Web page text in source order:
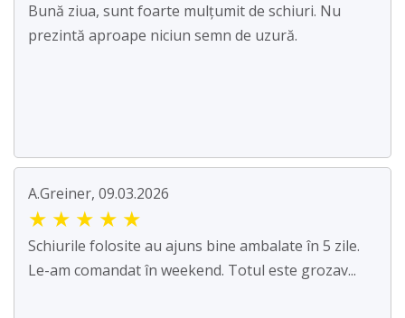
Bună ziua, sunt foarte mulțumit de schiuri. Nu
prezintă aproape niciun semn de uzură.
A.Greiner, 09.03.2026
★ ★ ★ ★ ★
Schiurile folosite au ajuns bine ambalate în 5 zile.
Le-am comandat în weekend. Totul este grozav...